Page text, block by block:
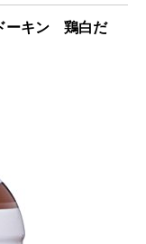
ーキン 鶏白だ